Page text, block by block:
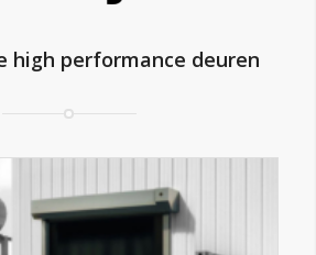
high performance deuren